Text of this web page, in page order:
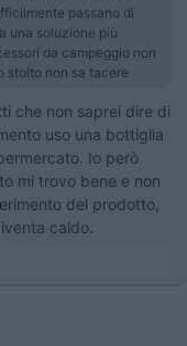
passano di
una soluzione più
da campeggio non
stolto non sa tacere
che non saprei dire di
uso una bottiglia
Io però
mi trovo bene e non
del prodotto,
caldo.